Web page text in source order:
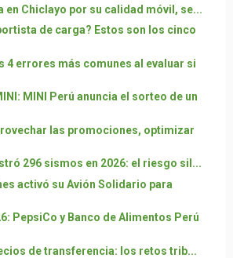
en Chiclayo por su calidad móvil, se...
de carga? Estos son los cinco
4 errores más comunes al evaluar si
MINI Perú anuncia el sorteo de un
las promociones, optimizar
296 sismos en 2026: el riesgo sil...
activó su Avión Solidario para
PepsiCo y Banco de Alimentos Perú
de transferencia: los retos trib...